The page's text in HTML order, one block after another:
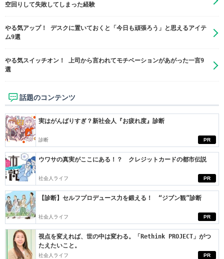
空回りして失敗してしまった経験
やる気アップ！ デスクに置いておくと「今日も頑張ろう」と思えるアイテ
ム9選
やる気スイッチオン！ 上司から言われてモチベーションがあがった一言9
選
話題のコンテンツ
PR
実はがんばりすぎ？新社会人『お疲れ度』診断
診断
PR
ウワサの真実がここにある！？ クレジットカードの都市伝説
社会人ライフ
PR
【診断】セルフプロデュース力を鍛える！ “ジブン観”診断
社会人ライフ
PR
視点を変えれば、世の中は変わる。「Rethink PROJECT」がつ
たえたいこと。
社会人ライフ